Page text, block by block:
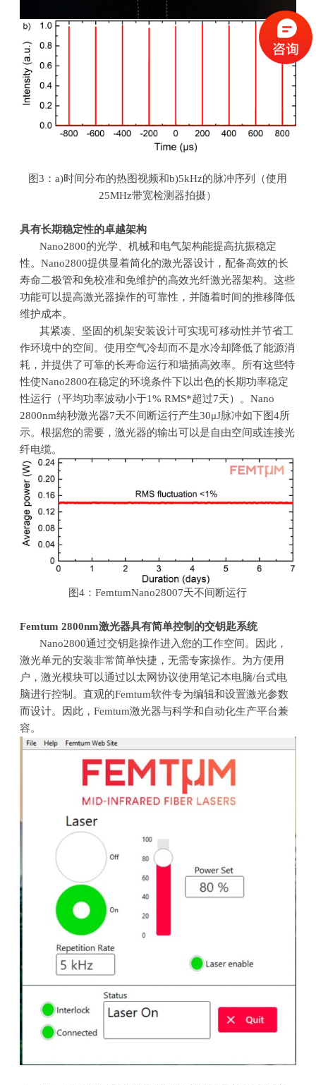
图3 ：a)时间分布的热图视频和b)5kHz的脉冲序列（使用
25MHz带宽检测器拍摄）
具有长期稳定性的卓越架构
Nano2800的光学、机械和电气架构能提高抗振稳定
性。Nano2800提供显着简化的激光器设计，配备高效的长
寿命二极管和免校准和免维护的高效光纤激光器架构。这些
功能可以提高激光器操作的可靠性，并随着时间的推移降低
维护成本。
其紧凑、坚固的机架安装设计可实现可移动性并节省工
作环境中的空间。使用空气冷却而不是水冷却降低了能源消
耗，并提供了可靠的长寿命运行和墙插高效率。所有这些特
性使Nano2800在稳定的环境条件下以出色的长期功率稳定
性运行（平均功率波动小于1% RMS*超过7天）。Nano
2800nm纳秒激光器7天不间断运行产生30μJ脉冲如下图4所
示。根据您的需要，激光器的输出可以是自由空间或连接光
纤电缆。
图4 ：FemtumNano28007天不间断运行
Femtum 2800nm激光器具有简单控制的交钥匙系统
Nano2800通过交钥匙操作进入您的工作空间。因此，
激光单元的安装非常简单快捷，无需专家操作。为方便用
户，激光模块可以通过以太网协议使用笔记本电脑/台式电
脑进行控制。直观的Femtum软件专为编辑和设置激光参数
而设计。因此，Femtum激光器与科学和自动化生产平台兼
容。